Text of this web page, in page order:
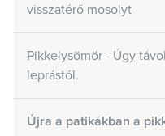
visszatérő mosolyt
Pikkelysömör - Úgy
leprástól.
Újra a patikákban a